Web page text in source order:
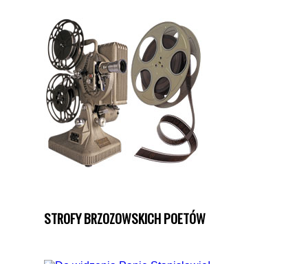
STROFY BRZOZOWSKICH POETÓW